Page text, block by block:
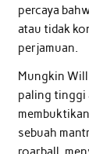
percaya
atau tidak
perjamuan.
Mungkin
paling tinggi
sebuah